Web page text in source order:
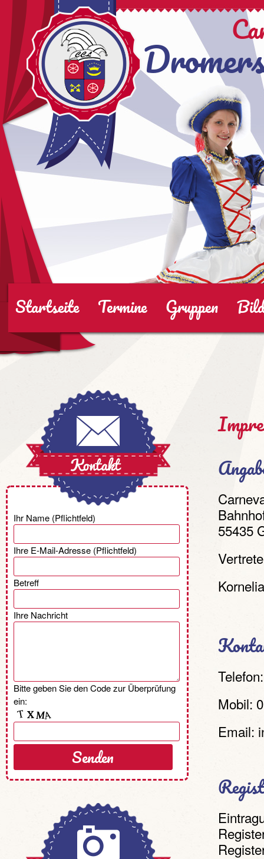
Startseite Termine Gruppen
Ihr Name (Pflichtfeld)
Ihre E-Mail-Adresse (Pflichtfeld)
Betreff
Ihre Nachricht
Bitte geben Sie den Code zur Überprüfung
ein:
55435
Mobil:
Email: